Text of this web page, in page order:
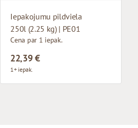
Iepakojumu pildviela
250l (2.25 kg) | PE01
Cena par 1 iepak.
22,39 €
1+ iepak.